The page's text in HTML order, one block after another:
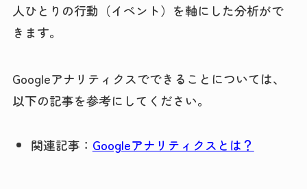
人ひとりの行動（イベント）を軸にした分析がで
きます。
Googleアナリティクスでできることについては、
以下の記事を参考にしてください。
関連記事： Googleアナリティクスとは？